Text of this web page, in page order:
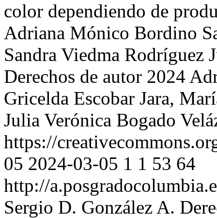
color dependiendo de
Adriana Mónico Bordino
Sandra Viedma Rodríguez
Derechos de autor 2024
Gricelda Escobar Jara,
Julia Verónica Bogado
https://
05 2024-03-05 1 1 53 64
http://
Sergio D. González A.